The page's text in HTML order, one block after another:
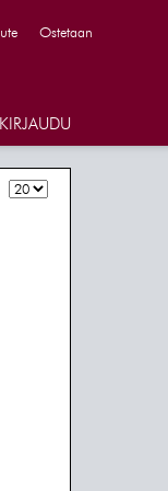
Ostetaan
KIRJAUDU